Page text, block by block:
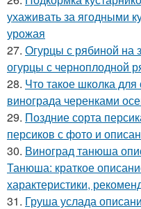
ухаживать за ягодными
урожая
27. Огурцы с рябиной на
огурцы с черноплодной
28. Что такое школка
винограда черенками
29. Поздние сорта
персиков с фото и
30. Виноград танюша
Танюша: краткое
характеристики,
31. Груша услада